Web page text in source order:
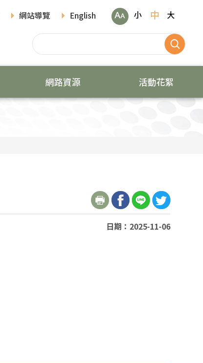
網站導覽 English 小 中 大
網路資源 活動花絮
日期：2025-11-06